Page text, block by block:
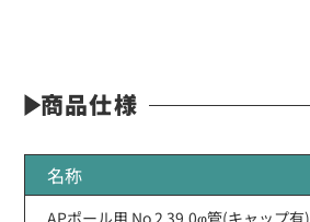
商品仕様
名称
APポール用 No 2 39.0φ管(キャップ有)